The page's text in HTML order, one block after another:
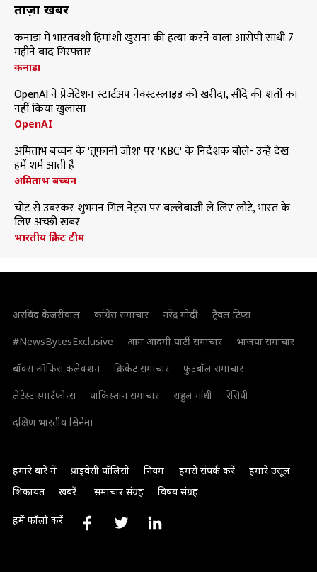
ताज़ा खबरें
कनाडा में भारतवंशी हिमांशी खुराना की हत्या करने वाला आरोपी साथी 7
महीने बाद गिरफ्तार
कनाडा
OpenAI ने प्रेजेंटेशन स्टार्टअप नेक्स्टस्लाइड को खरीदा, सौदे की शर्तों का
नहीं किया खुलासा
OpenAI
अमिताभ बच्चन के 'तूफानी जोश' पर 'KBC' के निर्देशक बोले- उन्हें देख
हमें शर्म आती है
अमिताभ बच्चन
चोट से उबरकर शुभमन गिल नेट्स पर बल्लेबाजी ले लिए लौटे, भारत के
लिए अच्छी खबर
भारतीय क्रिकेट टीम
अरविंद केजरीवाल कांग्रेस समाचार नरेंद्र मोदी
ट्रैवल टिप्स
#NewsBytesExclusive
आम आदमी पार्टी समाचार
भाजपा समाचार
बॉक्स ऑफिस कलेक्शन
क्रिकेट समाचार
फुटबॉल समाचार
लेटेस्ट स्मार्टफोन्स
पाकिस्तान समाचार राहुल गांधी
रेसिपी
दक्षिण भारतीय सिनेमा
हमारे बारे में प्राइवेसी पॉलिसी नियम हमसे संपर्क करें
हमारे उसूल
शिकायत
खबरें समाचार संग्रह विषय संग्रह
हमें फॉलो करें